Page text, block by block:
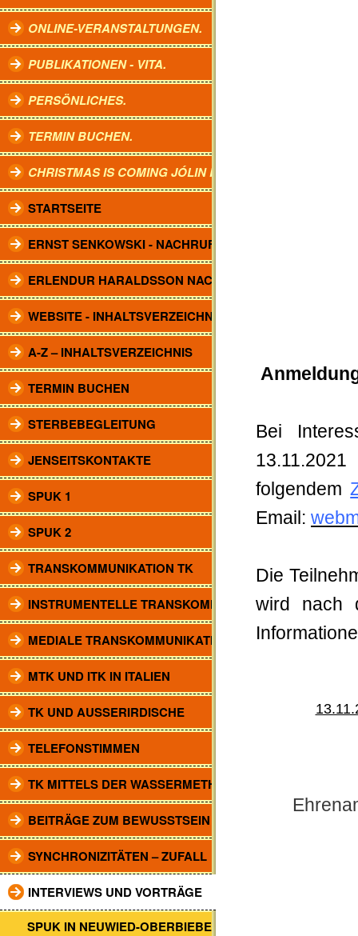
ONLINE-VERANSTALTUNGEN.
PUBLIKATIONEN - VITA.
PERSÖNLICHES.
TERMIN BUCHEN.
CHRISTMAS IS COMING JÓLIN KOMA.
STARTSEITE
ERNST SENKOWSKI - NACHRUF
ERLENDUR HARALDSSON NACHRUF
WEBSITE - INHALTSVERZEICHNIS
A-Z – INHALTSVERZEICHNIS
TERMIN BUCHEN
STERBEBEGLEITUNG
JENSEITSKONTAKTE
SPUK 1
SPUK 2
TRANSKOMMUNIKATION TK
INSTRUMENTELLE TRANSKOMM.
MEDIALE TRANSKOMMUNIKATION
MTK UND ITK IN ITALIEN
TK UND AUSSERIRDISCHE
TELEFONSTIMMEN
TK MITTELS DER WASSERMETHODE
BEITRÄGE ZUM BEWUSSTSEIN
SYNCHRONIZITÄTEN – ZUFALL
INTERVIEWS UND VORTRÄGE
SPUK IN NEUWIED-OBERBIEBER
Bei
folgendem
Email:
Die
wird nach